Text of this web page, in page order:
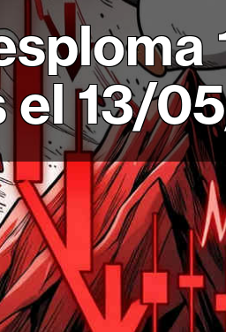
el 13/